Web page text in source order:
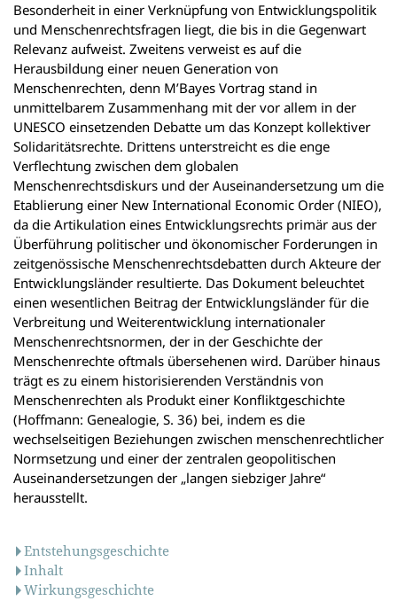
Besonderheit in einer Verknüpfung von Entwicklungspolitik
und Menschenrechtsfragen liegt, die bis in die Gegenwart
Relevanz aufweist. Zweitens verweist es auf die
Herausbildung einer neuen Generation von
Menschenrechten, denn M’Bayes Vortrag stand in
unmittelbarem Zusammenhang mit der vor allem in der
UNESCO einsetzenden Debatte um das Konzept kollektiver
Solidaritätsrechte. Drittens unterstreicht es die enge
Verflechtung zwischen dem globalen
Menschenrechtsdiskurs und der Auseinandersetzung um die
Etablierung einer New International Economic Order (NIEO),
da die Artikulation eines Entwicklungsrechts primär aus der
Überführung politischer und ökonomischer Forderungen in
zeitgenössische Menschenrechtsdebatten durch Akteure der
Entwicklungsländer resultierte. Das Dokument beleuchtet
einen wesentlichen Beitrag der Entwicklungsländer für die
Verbreitung und Weiterentwicklung internationaler
Menschenrechtsnormen, der in der Geschichte der
Menschenrechte oftmals übersehenen wird. Darüber hinaus
trägt es zu einem historisierenden Verständnis von
Menschenrechten als Produkt einer Konfliktgeschichte
(Hoffmann: Genealogie, S. 36) bei, indem es die
wechselseitigen Beziehungen zwischen menschenrechtlicher
Normsetzung und einer der zentralen geopolitischen
Auseinandersetzungen der „langen siebziger Jahre“
herausstellt.
Entstehungsgeschichte
Inhalt
Wirkungsgeschichte